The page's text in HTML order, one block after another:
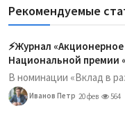
Рекомендуемые
⚡️Журнал
Национальной премии
В номинации «Вклад в
Иванов Петр 20 фев 564